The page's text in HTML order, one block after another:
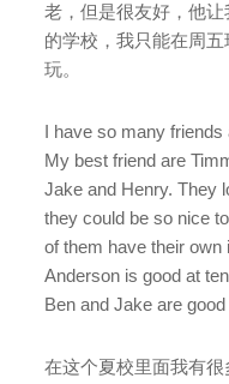
老，但是很友好，他
的学校，我只能在周
玩。
I have so many friends
My best friend are
Jake and Henry. They
they could be so nice
of them have their
Anderson is good at
Ben and Jake are
在这个夏校里面我有